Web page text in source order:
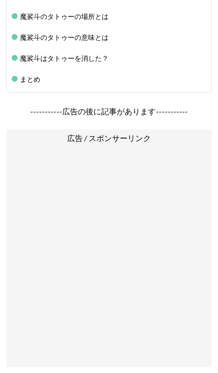
魔裟斗のタトゥーの場所とは
魔裟斗のタトゥーの意味とは
魔裟斗はタトゥーを消した？
まとめ
-----------広告の後に記事があります-----------
広告 / スポンサーリンク